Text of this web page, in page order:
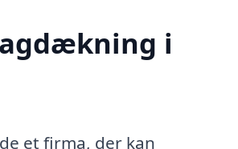
i
et firma, der kan